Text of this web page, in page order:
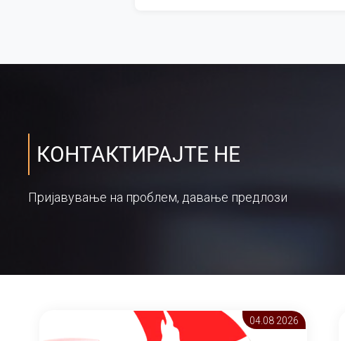
КОНТАКТИРАЈТЕ НЕ
Пријавување на проблем, давање предлози
04.08 2026